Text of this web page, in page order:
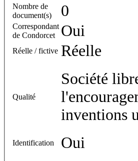
Nombre de
document(s)
0
Correspondant
de Condorcet
Oui
Réelle / fictive Réelle
Qualité
Société
inventions
Identification Oui